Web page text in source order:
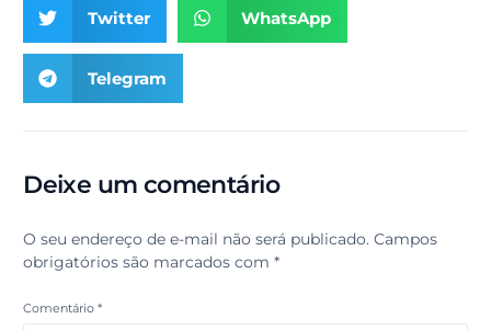
Twitter WhatsApp
Telegram
Deixe um comentário
O seu endereço de e-mail não será publicado. Campos
obrigatórios são marcados com*
Comentário*